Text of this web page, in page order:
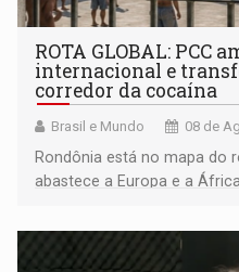
ROTA GLOBAL: PCC
internacional e
corredor da cocaína
Brasil e Mundo 08 de
Rondônia está no mapa do
abastece a Europa e a África